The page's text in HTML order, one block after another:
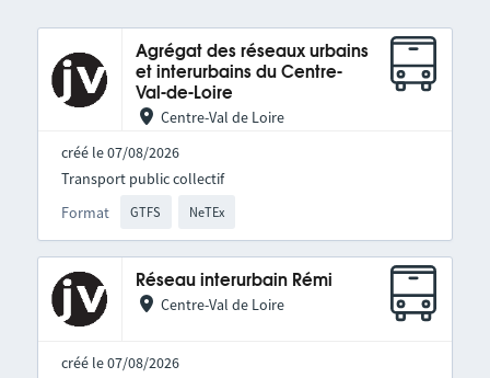
Agrégat des réseaux urbains
et interurbains du Centre-
Val-de-Loire
Centre-Val de Loire
créé le 07/08/2026
Format GTFS NeTEx
Transport public collectif
Réseau interurbain Rémi
Centre-Val de Loire
créé le 07/08/2026